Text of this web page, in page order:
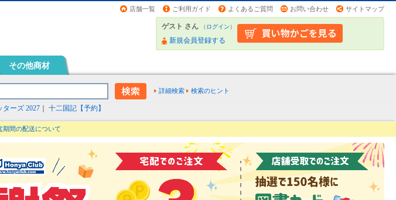
店舗一覧 ご利用ガイド よくあるご質問 お問い合わせ サイトマップ
ゲスト さん （ログイン）
新規会員登録する
その他商材
詳細検索 検索のヒント
ターズ 2027 十二国記【予約】
期間の配送について